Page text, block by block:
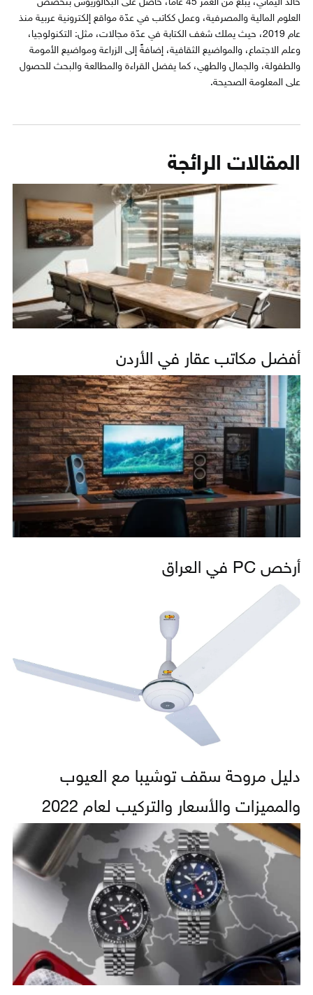
العلوم المالية والمصرفية، وعمل ككاتب في عدّة مواقع إلكترونية عربية منذ
عام 2019، حيث يملك شغف الكتابة في عدّة مجالات، مثل: التكنولوجيا،
وعلم الاجتماع، والمواضيع الثقافية، إضافةً إلى الزراعة ومواضيع الأمومة
والطفولة، والجمال والطهي، كما يفضل القراءة والمطالعة والبحث للحصول
على المعلومة الصحيحة.
المقالات الرائجة
أفضل مكاتب عقار في الأردن
أرخص PC في العراق
دليل مروحة سقف توشيبا مع العيوب
والمميزات والأسعار والتركيب لعام 2022